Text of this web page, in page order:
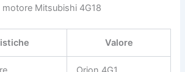
Mitsubishi 4G18
Valore